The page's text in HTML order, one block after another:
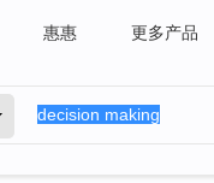
惠惠 更多产品